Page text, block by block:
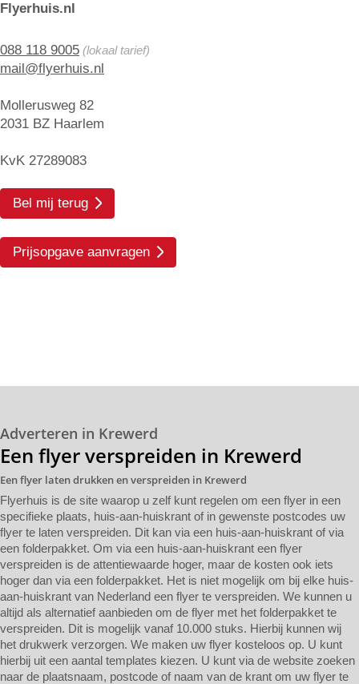
Flyerhuis.nl
088 118 9005 (lokaal tarief)
mail@flyerhuis.nl
Mollerusweg 82
2031 BZ Haarlem
KvK 27289083
Bel mij terug
Prijsopgave aanvragen
Adverteren in Krewerd
Een flyer verspreiden in Krewerd
Een flyer laten drukken en verspreiden in Krewerd
Flyerhuis is de site waarop u zelf kunt regelen om een flyer in een
specifieke plaats, huis-aan-huiskrant of in gewenste postcodes uw
flyer te laten verspreiden. Dit kan via een huis-aan-huiskrant of via
een folderpakket. Om via een huis-aan-huiskrant een flyer
verspreiden is de attentiewaarde hoger, maar de kosten ook iets
hoger dan via een folderpakket. Het is niet mogelijk om bij elke huis-
aan-huiskrant van Nederland een flyer te verspreiden. We kunnen u
altijd als alternatief aanbieden om de flyer met het folderpakket te
verspreiden. Dit is mogelijk vanaf 10.000 stuks. Hierbij kunnen wij
het drukwerk verzorgen. We maken uw flyer kosteloos op. U kunt
hierbij uit een aantal templates kiezen. U kunt via de website zoeken
naar de plaatsnaam, postcode of naam van de krant om uw flyer te